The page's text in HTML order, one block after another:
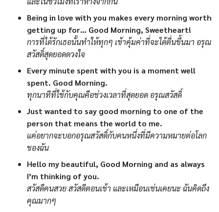
Being in love with you makes every morning worth
getting up for… Good Morning, Sweetheart!
การที่ได้รักเธอนั้นทำให้ทุกๆ เช้าคุ้มค่าที่จะได้ตื่นขึ้นมา อรุณ
สวัสดิ์สุดยอดดวงใจ
Every minute spent with you is a moment well
spent. Good Morning.
ทุกนาทีที่ใช้กับคุณคือช่วงเวลาที่สุดยอด อรุณสวัสดิ์
Just wanted to say good morning to one of the
person that means the world to me.
แค่อยากจะบอกอรุณสวัสดิ์กับคนหนึ่งที่มีความหมายต่อโลก
ของฉัน
Hello my beautiful, Good Morning and as always
I’m thinking of you.
สวัสดีคนสวย สวัสดีตอนเช้า และเหมือนเช่นเคยนะ ฉันคิดถึง
คุณมากๆ